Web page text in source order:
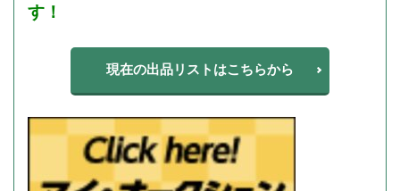
す！
現在の出品リストはこちらから